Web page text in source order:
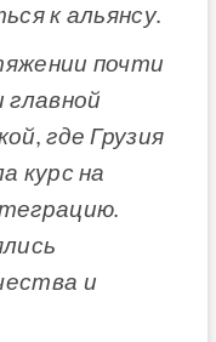
к альянсу.
почти
где Грузия
курс на
и